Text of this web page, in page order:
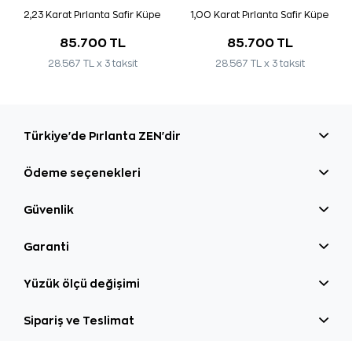
2,23 Karat Pırlanta Safir Küpe
85.700 TL
28.567 TL x 3 taksit
1,00 Karat Pırlanta Safir Küpe
85.700 TL
28.567 TL x 3 taksit
Türkiye'de Pırlanta ZEN'dir
Ödeme seçenekleri
Güvenlik
Garanti
Yüzük ölçü değişimi
Sipariş ve Teslimat